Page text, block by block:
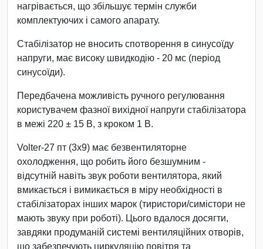
нагрівається, що збільшує термін служби
комплектуючих і самого апарату.
Стабілізатор не вносить спотворення в синусоїду
напруги, має високу швидкодію - 20 мс (період
синусоїди).
Передбачена можливість ручного регулювання
користувачем фазної вихідної напруги стабілізатора
в межі 220 ± 15 В, з кроком 1 В.
Volter-27 пт (3х9) має безвентиляторне
охолодження, що робить його безшумним -
відсутній навіть звук роботи вентилятора, який
вмикається і вимикається в міру необхідності в
стабілізаторах інших марок (тиристори/симістори не
мають звуку при роботі). Цього вдалося досягти,
завдяки продуманій системі вентиляційних отворів,
що забезпечують циркуляцію повітря та